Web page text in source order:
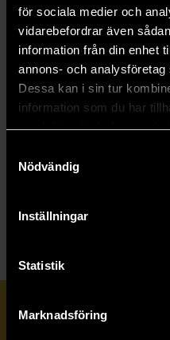
för sociala medier och
vidarebefordrar även
information från din enhet
annons- och
Dessa kan i sin tur
information som du har
samlat in när du har
Nödvändig
Inställningar
Statistik
Marknadsföring
Bäst i test - 199 tester för hemmabruk
Prenumerera